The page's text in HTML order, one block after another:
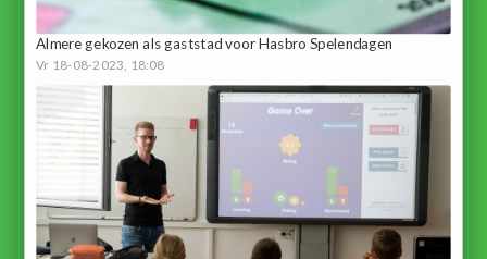
Almere gekozen als gaststad voor Hasbro Spelendagen
Vr 18-08-2023, 18:08